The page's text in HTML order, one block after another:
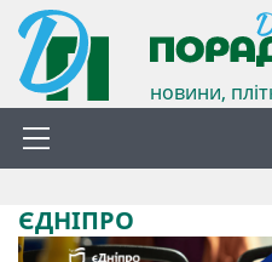
новини,
ЄДНІПРО